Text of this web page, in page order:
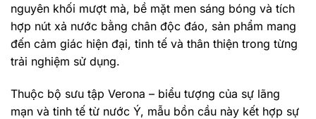
nguyên khối mượt mà, bề mặt men sáng bóng và tích
hợp nút xả nước bằng chân độc đáo, sản phẩm mang
đến cảm giác hiện đại, tinh tế và thân thiện trong từng
trải nghiệm sử dụng.
Thuộc bộ sưu tập Verona – biểu tượng của sự lãng
mạn và tinh tế từ nước Ý, mẫu bồn cầu này kết hợp sự